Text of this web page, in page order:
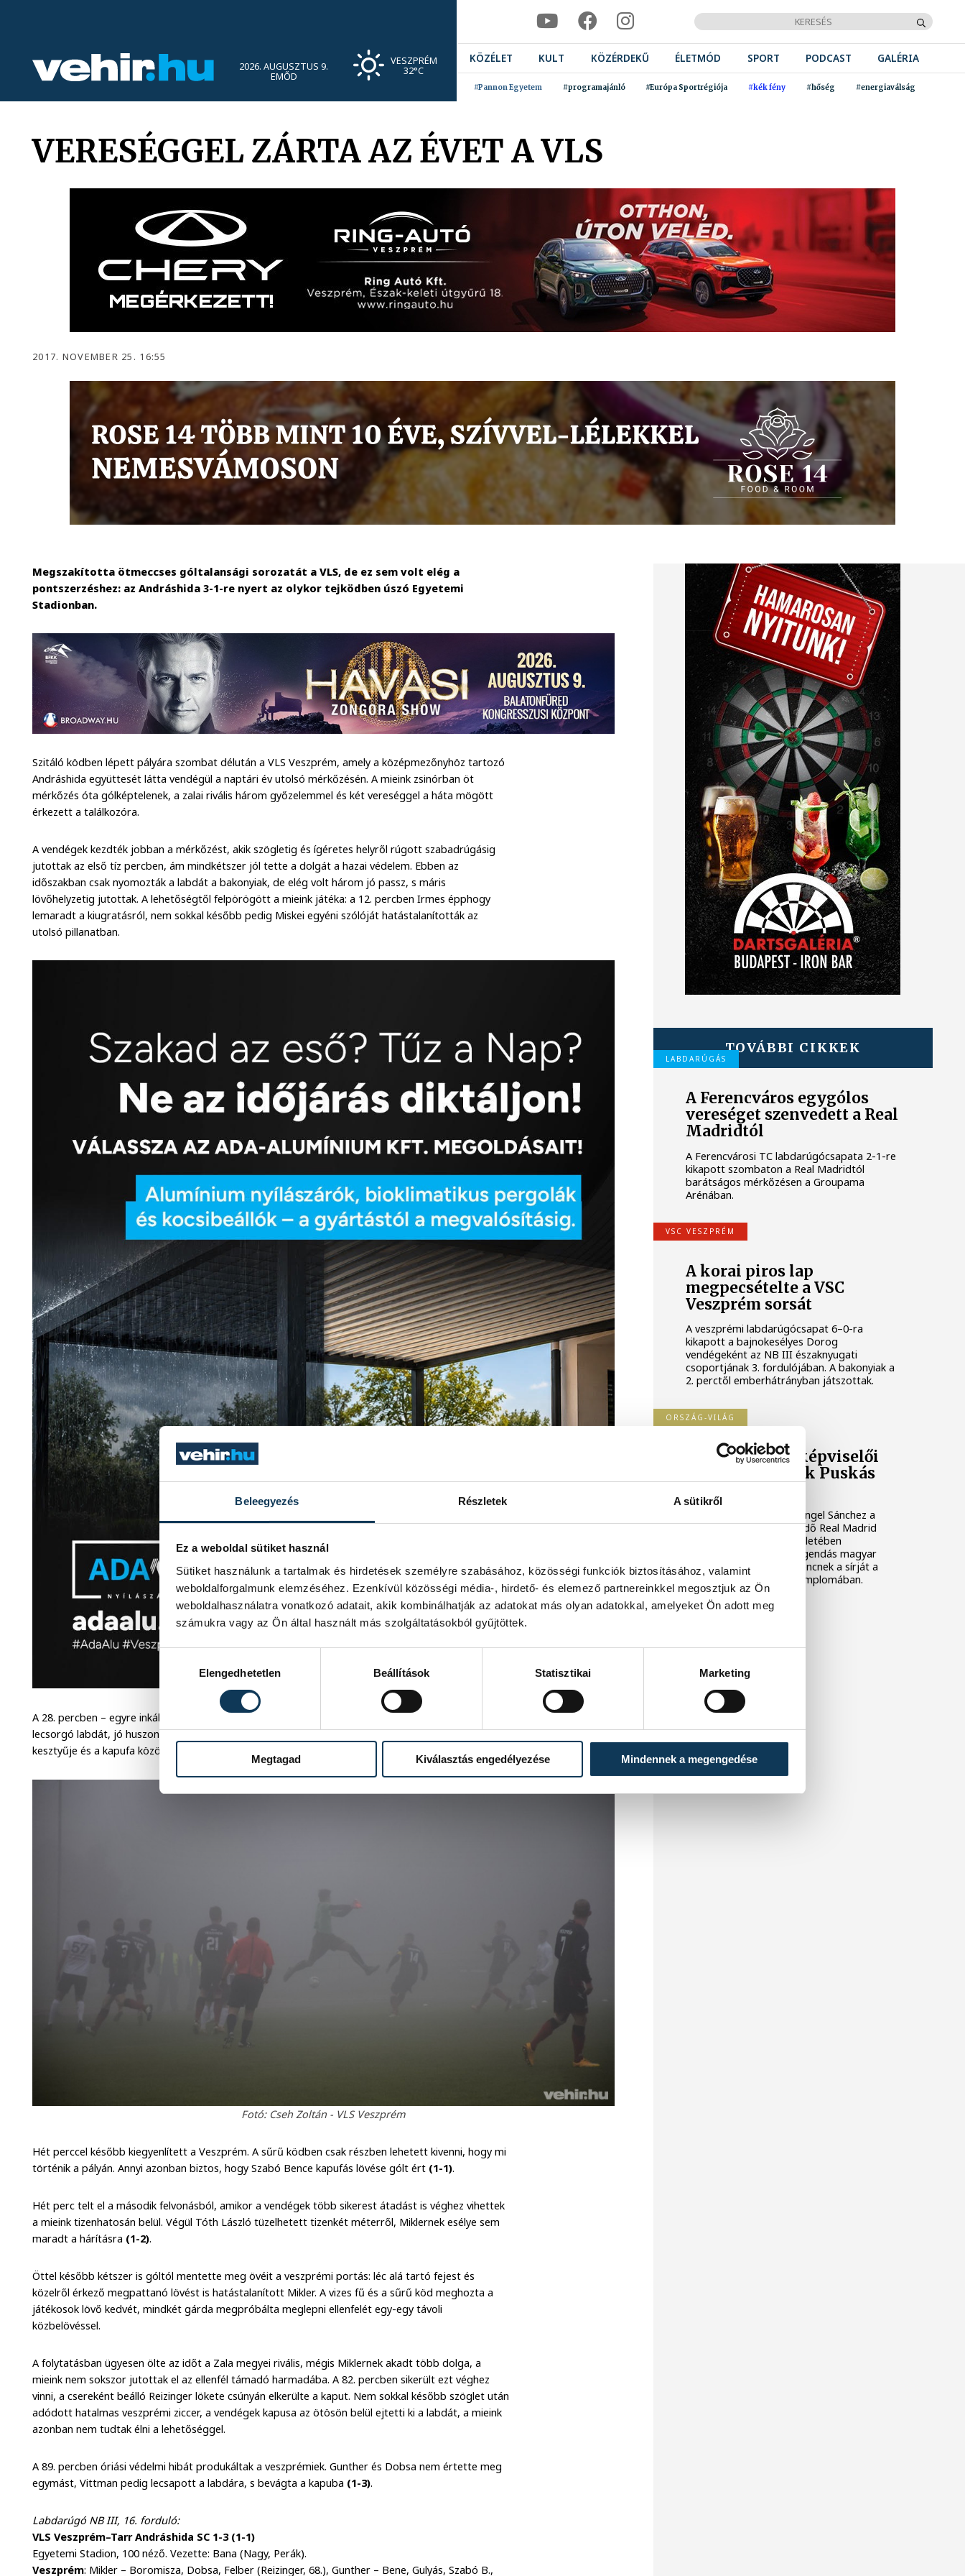
Beleegyezés Részletek A sütikről
Ez a weboldal sütiket használ
Sütiket használunk a tartalmak és hirdetések személyre szabásához, közösségi funkciók biztosításához, valamint
weboldalforgalmunk elemzéséhez. Ezenkívül közösségi média-, hirdető- és elemező partnereinkkel megosztjuk az Ön
weboldalhasználatra vonatkozó adatait, akik kombinálhatják az adatokat más olyan adatokkal, amelyeket Ön adott meg
számukra vagy az Ön által használt más szolgáltatásokból gyűjtöttek.
Elengedhetetlen
Beállítások Statisztikai Marketing
Megtagad Kiválasztás engedélyezése Mindennek a megengedése
2026. AUGUSZTUS 9.
EMŐD
VESZPRÉM
32°C
KÖZÉLET KULT KÖZÉRDEKŰ ÉLETMÓD SPORT PODCAST GALÉRIA
#Pannon Egyetem #programajánló #Európa Sportrégiója #kék fény #hőség #energiaválság
VERESÉGGEL ZÁRTA AZ ÉVET A VLS
2017. NOVEMBER 25. 16:55
Megszakította ötmeccses góltalansági sorozatát a VLS, de ez sem volt elég a
pontszerzéshez: az Andráshida 3-1-re nyert az olykor tejködben úszó Egyetemi
Stadionban.
Szitáló ködben lépett pályára szombat délután a VLS Veszprém, amely a középmezőnyhöz tartozó
Andráshida együttesét látta vendégül a naptári év utolsó mérkőzésén. A mieink zsinórban öt
mérkőzés óta gólképtelenek, a zalai rivális három győzelemmel és két vereséggel a háta mögött
érkezett a találkozóra.
A vendégek kezdték jobban a mérkőzést, akik szögletig és ígéretes helyről rúgott szabadrúgásig
jutottak az első tíz percben, ám mindkétszer jól tette a dolgát a hazai védelem. Ebben az
időszakban csak nyomozták a labdát a bakonyiak, de elég volt három jó passz, s máris
lövőhelyzetig jutottak. A lehetőségtől felpörögött a mieink játéka: a 12. percben Irmes épphogy
lemaradt a kiugratásról, nem sokkal később pedig Miskei egyéni szólóját hatástalanították az
utolsó pillanatban.
A 28. percben – egyre inkább romló látási viszonyok között – Szegleti szúrta rá Mikler kapujára a
lecsorgó labdát, jó huszonöt méterről eleresztett lövését követően pont befért a játékszer Mikler
kesztyűje és a kapufa között (0-1).
Fotó: Cseh Zoltán - VLS Veszprém
Hét perccel később kiegyenlített a Veszprém. A sűrű ködben csak részben lehetett kivenni, hogy mi
történik a pályán. Annyi azonban biztos, hogy Szabó Bence kapufás lövése gólt ért (1-1).
Hét perc telt el a második felvonásból, amikor a vendégek több sikerest átadást is véghez vihettek
a mieink tizenhatosán belül. Végül Tóth László tüzelhetett tizenkét méterről, Miklernek esélye sem
maradt a hárításra (1-2).
Öttel később kétszer is góltól mentette meg övéit a veszprémi portás: léc alá tartó fejest és
közelről érkező megpattanó lövést is hatástalanított Mikler. A vizes fű és a sűrű köd meghozta a
játékosok lövő kedvét, mindkét gárda megpróbálta meglepni ellenfelét egy-egy távoli
közbelövéssel.
A folytatásban ügyesen ölte az időt a Zala megyei rivális, mégis Miklernek akadt több dolga, a
mieink nem sokszor jutottak el az ellenfél támadó harmadába. A 82. percben sikerült ezt véghez
vinni, a csereként beálló Reizinger lökete csúnyán elkerülte a kaput. Nem sokkal később szöglet után
adódott hatalmas veszprémi ziccer, a vendégek kapusa az ötösön belül ejtetti ki a labdát, a mieink
azonban nem tudtak élni a lehetőséggel.
A 89. percben óriási védelmi hibát produkáltak a veszprémiek. Gunther és Dobsa nem értette meg
egymást, Vittman pedig lecsapott a labdára, s bevágta a kapuba (1-3).
Labdarúgó NB III, 16. forduló:
VLS Veszprém–Tarr Andráshida SC 1-3 (1-1)
Egyetemi Stadion, 100 néző. Vezette: Bana (Nagy, Perák).
Veszprém: Mikler – Boromisza, Dobsa, Felber (Reizinger, 68.), Gunther – Bene, Gulyás, Szabó B.,
TOVÁBBI CIKKEK
LABDARÚGÁS
A Ferencváros egygólos
vereséget szenvedett a Real
Madridtól
A Ferencvárosi TC labdarúgócsapata 2-1-re
kikapott szombaton a Real Madridtól
barátságos mérkőzésen a Groupama
Arénában.
VSC VESZPRÉM
A korai piros lap
megpecsételte a VSC
Veszprém sorsát
A veszprémi labdarúgócsapat 6–0-ra
kikapott a bajnokesélyes Dorog
vendégeként az NB III északnyugati
csoportjának 3. fordulójában. A bakonyiak a
2. perctől emberhátrányban játszottak.
ORSZÁG-VILÁG
A Real Madrid képviselői
megkoszorúzták Puskás
Roberto Carlos és José Ángel Sánchez a
Budapesten vendégeskedő Real Madrid
labdarúgócsapat képviseletében
megkoszorúzta a klub legendás magyar
játékosának, Puskás Ferencnek a sírját a
Szent István Bazilika altemplomában.